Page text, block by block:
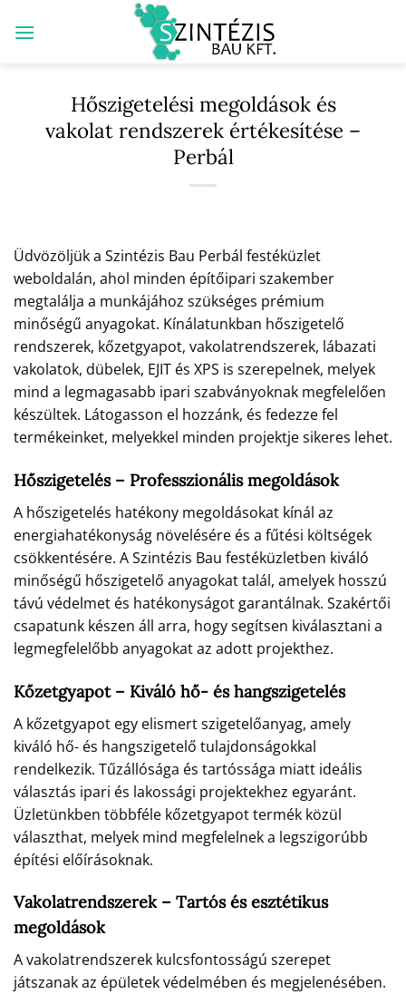
Hőszigetelési megoldások és
vakolat rendszerek értékesítése –
Perbál
Üdvözöljük a Szintézis Bau Perbál festéküzlet
weboldalán, ahol minden építőipari szakember
megtalálja a munkájához szükséges prémium
minőségű anyagokat. Kínálatunkban hőszigetelő
rendszerek, kőzetgyapot, vakolatrendszerek, lábazati
vakolatok, dübelek, EJIT és XPS is szerepelnek, melyek
mind a legmagasabb ipari szabványoknak megfelelően
készültek. Látogasson el hozzánk, és fedezze fel
termékeinket, melyekkel minden projektje sikeres lehet.
Hőszigetelés – Professzionális megoldások
A hőszigetelés hatékony megoldásokat kínál az
energiahatékonyság növelésére és a fűtési költségek
csökkentésére. A Szintézis Bau festéküzletben kiváló
minőségű hőszigetelő anyagokat talál, amelyek hosszú
távú védelmet és hatékonyságot garantálnak. Szakértői
csapatunk készen áll arra, hogy segítsen kiválasztani a
legmegfelelőbb anyagokat az adott projekthez.
Kőzetgyapot – Kiváló hő- és hangszigetelés
A kőzetgyapot egy elismert szigetelőanyag, amely
kiváló hő- és hangszigetelő tulajdonságokkal
rendelkezik. Tűzállósága és tartóssága miatt ideális
választás ipari és lakossági projektekhez egyaránt.
Üzletünkben többféle kőzetgyapot termék közül
választhat, melyek mind megfelelnek a legszigorúbb
építési előírásoknak.
Vakolatrendszerek – Tartós és esztétikus
megoldások
A vakolatrendszerek kulcsfontosságú szerepet
játszanak az épületek védelmében és megjelenésében.